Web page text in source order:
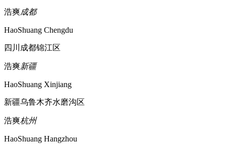
浩爽成都
HaoShuang Chengdu
四川成都锦江区
浩爽新疆
HaoShuang Xinjiang
新疆乌鲁木齐水磨沟区
浩爽杭州
HaoShuang Hangzhou